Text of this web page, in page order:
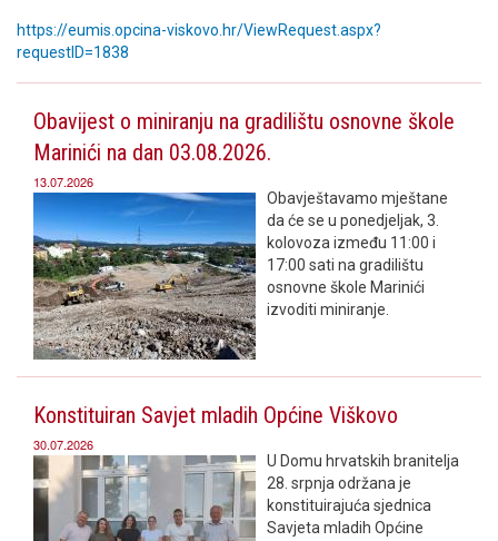
https://eumis.opcina-viskovo.hr/ViewRequest.aspx?
requestID=1838
Obavijest o miniranju na gradilištu osnovne škole
Marinići na dan 03.08.2026.
13.07.2026
Obavještavamo mještane
da će se u ponedjeljak, 3.
kolovoza između 11:00 i
17:00 sati na gradilištu
osnovne škole Marinići
izvoditi miniranje.
Konstituiran Savjet mladih Općine Viškovo
30.07.2026
U Domu hrvatskih branitelja
28. srpnja održana je
konstituirajuća sjednica
Savjeta mladih Općine